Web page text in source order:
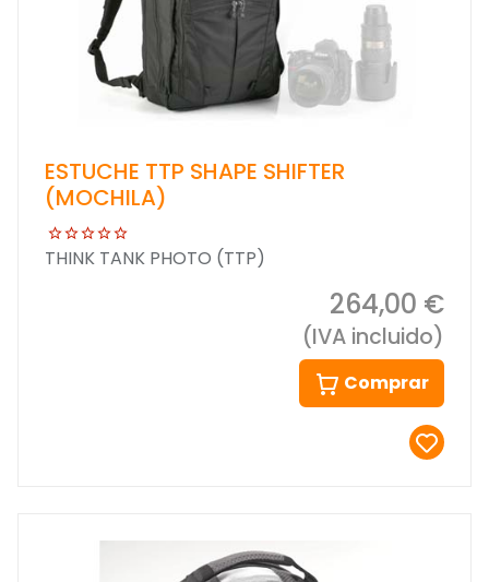
ESTUCHE TTP SHAPE SHIFTER
(MOCHILA)
THINK TANK PHOTO (TTP)
264,00 €
(IVA incluido)
Comprar